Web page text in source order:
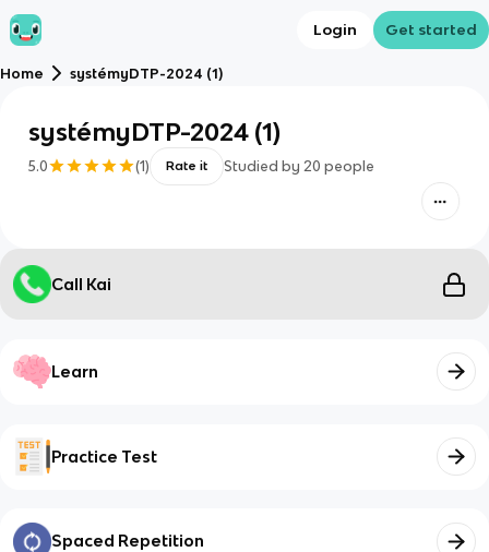
Login Get started
Home systémyDTP-2024 (1)
systémyDTP-2024 (1)
5.0 (1) Rate it Studied by 20 people
Call Kai
Learn
Practice Test
Spaced Repetition